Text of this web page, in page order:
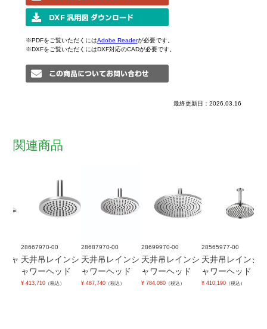
※PDFをご覧いただくにはAdobe Readerが必要です。
※DXFをご覧いただくにはDXF対応のCADが必要です。
最終更新日：2026.03.16
関連商品
インシ
ッド
28699970-00
天井吊レインシ
ャワーヘッド
¥ 784,080（税込）
28565977-00
天井吊レインシ
ャワーヘッド
¥ 410,190（税込）
28647970-00
壁出レインシャ
ワーヘッド
¥ 486,860（税込）
28659970-00
壁出レインシ
ワーヘッド
¥ 876,810（税込）